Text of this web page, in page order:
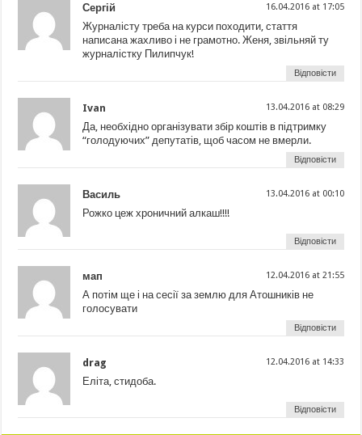
Сергій 16.04.2016 at 17:05
Журналісту треба на курси походити, стаття
написана жахливо і не грамотно. Женя, звільняй ту
журналістку Пилипчук!
Відповісти
Ivan 13.04.2016 at 08:29
Да, необхідно організувати збір коштів в підтримку
“голодуючих” депутатів, щоб часом не вмерли.
Відповісти
Василь 13.04.2016 at 00:10
Рожко цеж хроничний алкаш!!!!
Відповісти
мап 12.04.2016 at 21:55
А потім ще і на сесії за землю для Атошників не
голосувати
Відповісти
drag 12.04.2016 at 14:33
Еліта, стидоба.
Відповісти